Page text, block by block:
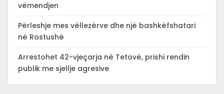
vëmendjen
Përleshje mes vëllezërve dhe një bashkëfshatari
në Rostushë
Arrestohet 42-vjeçarja në Tetovë, prishi rendin
publik me sjellje agresive